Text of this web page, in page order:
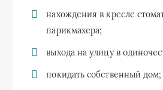
нахождения в кресле
парикмахера;
выхода на улицу в
покидать собственный дом;